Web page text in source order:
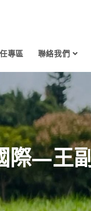
專區 聯絡我們
際—王